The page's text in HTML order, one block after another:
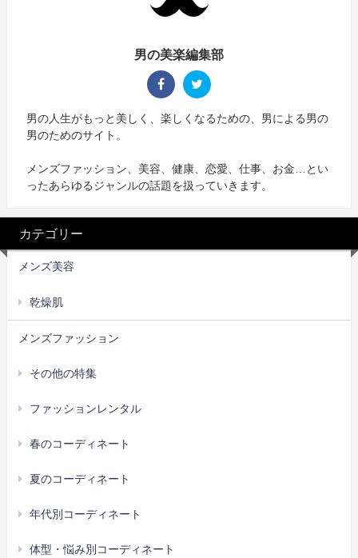
男の美楽編集部
男の人生がもっと美しく、楽しくなるための、男による男の
男のためのサイト。
メンズファッション、美容、健康、恋愛、仕事、お金…とい
ったあらゆるジャンルの話題を扱っていきます。
カテゴリー
メンズ美容
乾燥肌
メンズファッション
その他の特集
ファッションレンタル
春のコーディネート
夏のコーディネート
年代別コーディネート
体型・悩み別コーディネート